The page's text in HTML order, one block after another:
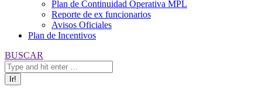
Plan de Continuidad Operativa MPL
Reporte de ex funcionarios
Avisos Oficiales
Plan de Incentivos
Buscar:
BUSCAR